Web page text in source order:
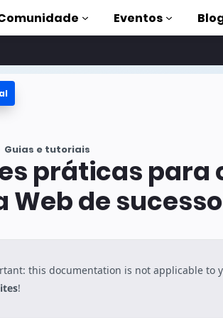
to AMP
Eventos
Guias e tutoriais
práticas para
Web de sucesso
this documentation is not applicable to
!